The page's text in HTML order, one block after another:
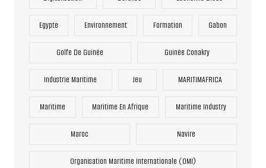
Egypte Environnement Formation Gabon
Golfe De Guinée Guinée Conakry
Industrie Maritime Jeu MARITIMAFRICA
Maritime Maritime En Afrique Maritime Industry
Maroc Navire
Organisation Maritime Internationale (OMI)